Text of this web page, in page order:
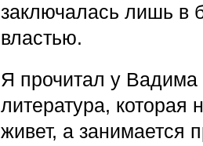
заключалась лишь в
властью.
Я прочитал у
литература, которая
живет, а